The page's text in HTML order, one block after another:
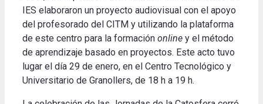
IES elaboraron un proyecto audiovisual con el apoyo
del profesorado del CITM y utilizando la plataforma
de este centro para la formación online y el método
de aprendizaje basado en proyectos. Este acto tuvo
lugar el día 29 de enero, en el Centro Tecnológico y
Universitario de Granollers, de 18 h a 19 h.